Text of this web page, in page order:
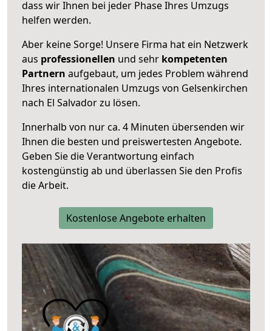
dass wir Ihnen bei jeder Phase Ihres Umzugs
helfen werden.
Aber keine Sorge! Unsere Firma hat ein Netzwerk
aus professionellen und sehr kompetenten
Partnern aufgebaut, um jedes Problem während
Ihres internationalen Umzugs von Gelsenkirchen
nach El Salvador zu lösen.
Innerhalb von nur ca. 4 Minuten übersenden wir
Ihnen die besten und preiswertesten Angebote.
Geben Sie die Verantwortung einfach
kostengünstig ab und überlassen Sie den Profis
die Arbeit.
Kostenlose Angebote erhalten